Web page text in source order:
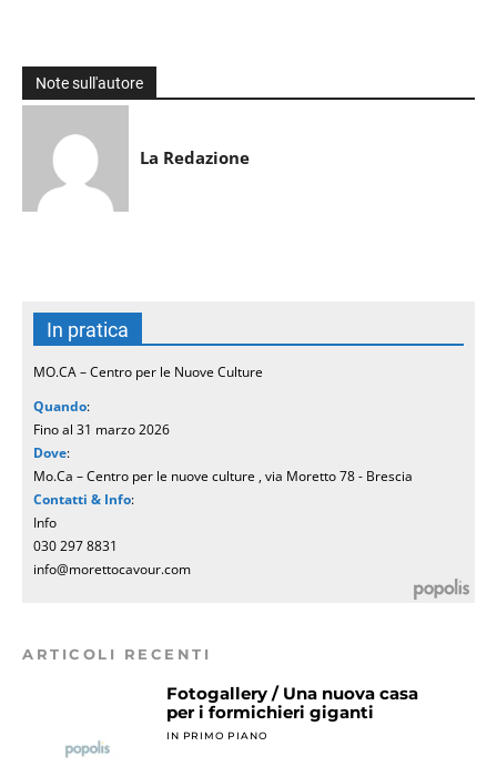
Note sull'autore
La Redazione
In pratica
MO.CA – Centro per le Nuove Culture
Quando:
Fino al 31 marzo 2026
Dove:
Mo.Ca – Centro per le nuove culture , via Moretto 78 - Brescia
Contatti & Info:
Info
030 297 8831
info@morettocavour.com
ARTICOLI RECENTI
Fotogallery / Una nuova casa
per i formichieri giganti
IN PRIMO PIANO